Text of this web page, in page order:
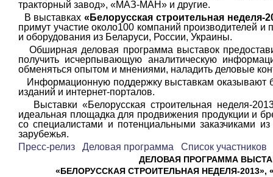
тракторный завод», «МАЗ-МАН» и другие.
В выставках «Белорусская строительная неделя-
примут участие около100 компаний производителей и
и оборудования из Беларуси, России, Украины.
Обширная деловая программа выставок
получить исчерпывающую аналитическую
обменяться опытом и мнениями, наладить деловые
Информационную поддержку выставкам оказывают
изданий и интернет-порталов.
Выставки «Белорусская строительная неделя-
идеальная площадка для продвижения продукции и
со специалистами и потенциальными заказчиками
зарубежья.
Пресс-релиз Деловая программа Список участников
ДЕЛОВАЯ ПРОГРАММА
«БЕЛОРУССКАЯ СТРОИТЕЛЬНАЯ НЕДЕЛЯ-2013»,